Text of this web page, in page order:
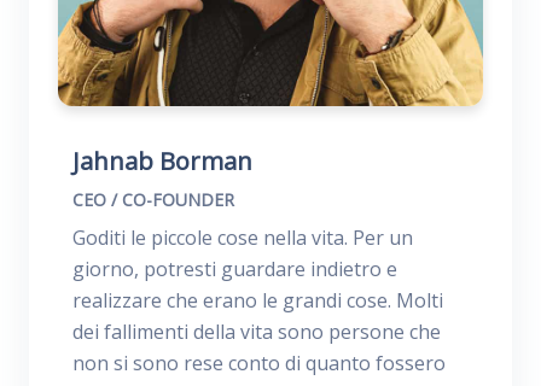
Jahnab Borman
CEO / CO-FOUNDER
Goditi le piccole cose nella vita. Per un
giorno, potresti guardare indietro e
realizzare che erano le grandi cose. Molti
dei fallimenti della vita sono persone che
non si sono rese conto di quanto fossero